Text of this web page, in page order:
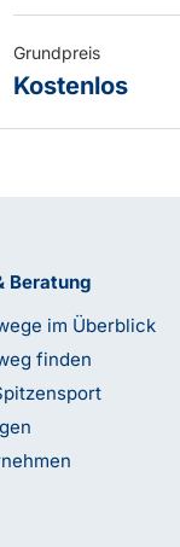
Grundpreis
Kostenlos
Beratung
im Überblick
finden